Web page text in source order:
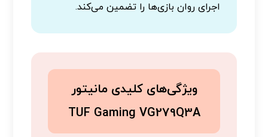
اجرای روان بازی‌ها را تضمین می‌کند.
ویژگی‌های کلیدی مانیتور
TUF Gaming VG279Q3A